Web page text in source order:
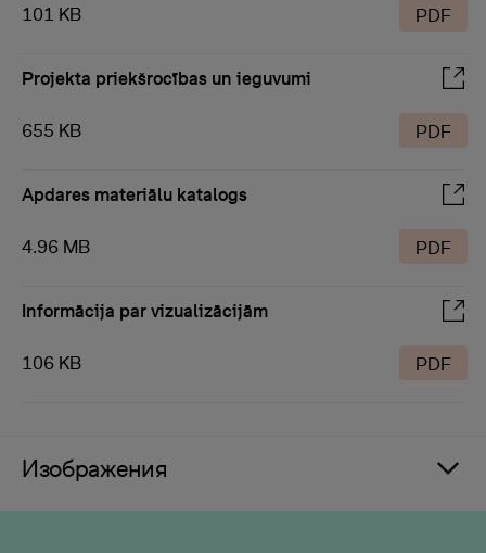
101 KB PDF
Projekta priekšrocības un ieguvumi
655 KB PDF
Apdares materiālu katalogs
4.96 MB PDF
Informācija par vizualizācijām
106 KB PDF
Изображения